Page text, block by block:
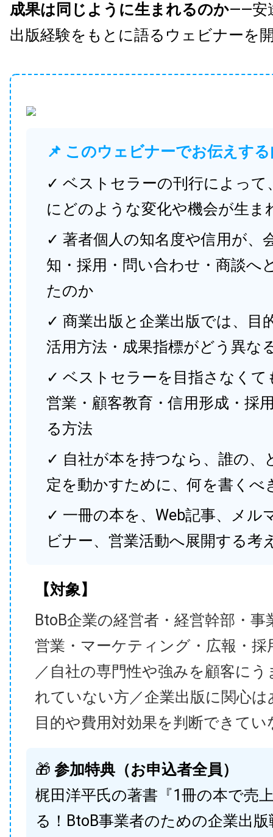
成果は同じように生まれるのか——安
出版経験をもとに語るウェビナーを
📌 このウェビナーでお伝えす
✓ ベストセラーの刊行によって
にどのような変化や機会が生ま
✓ 著者個人の知名度や信用が、
知・採用・問い合わせ・商談へ
たのか
✓ 商業出版と企業出版では、目
活用方法・成果指標がどう異な
✓ ベストセラーを目指さなくて
営業・顧客教育・信用形成・採
る方法
✓ 自社が本を持つなら、誰の、
定を動かすために、何を書くべ
✓ 一冊の本を、Web記事、メル
ビナー、営業活動へ展開する考
【対象】
BtoB企業の経営者・経営幹部・事
営業・マーケティング・広報・採
／自社の専門性や強みを顧客に
れていない方／企業出版に関心
目的や費用対効果を判断できてい
🎁 参加特典（お申込者全員）
梶田洋平氏の著書『1冊の本で売
る！BtoB事業者のための企業出